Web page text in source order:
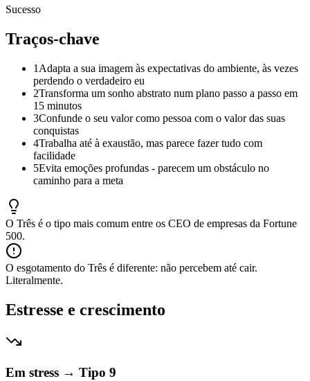
Sucesso
Traços-chave
1 Adapta a sua imagem às expectativas do ambiente, às vezes
perdendo o verdadeiro eu
2Transforma um sonho abstrato num plano passo a passo em
15 minutos
3Confunde o seu valor como pessoa com o valor das suas
conquistas
4Trabalha até à exaustão, mas parece fazer tudo com
facilidade
5Evita emoções profundas - parecem um obstáculo no
caminho para a meta
O Três é o tipo mais comum entre os CEO de empresas da Fortune
500.
O esgotamento do Três é diferente: não percebem até cair.
Literalmente.
Estresse e crescimento
Em stress → Tipo 9